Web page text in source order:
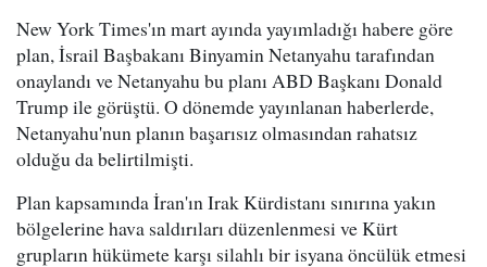
New York Times'ın mart ayında yayımladığı habere göre
plan, İsrail Başbakanı Binyamin Netanyahu tarafından
onaylandı ve Netanyahu bu planı ABD Başkanı Donald
Trump ile görüştü. O dönemde yayınlanan haberlerde,
Netanyahu'nun planın başarısız olmasından rahatsız
olduğu da belirtilmişti.
Plan kapsamında İran'ın Irak Kürdistanı sınırına yakın
bölgelerine hava saldırıları düzenlenmesi ve Kürt
grupların hükümete karşı silahlı bir isyana öncülük etmesi